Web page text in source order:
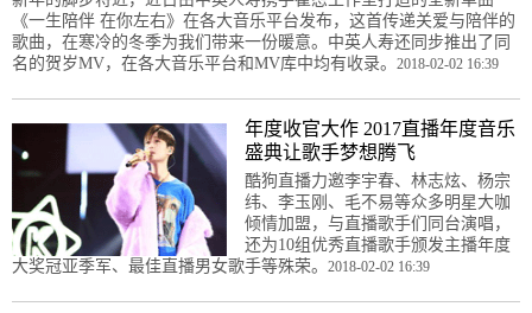
《一生陪伴 在你左右》在各大音乐平台发布，这首传递关爱与陪伴的
歌曲，在寒冷的冬季为我们带来一份暖意。中英人寿还同步推出了同
名的贺岁MV，在各大音乐平台和MV库中均有收录。 2018-02-02 16:39
年度收官大作 2017直播年度音乐
盛典让歌手梦想腾飞
酷狗直播力邀李宇春、林志炫、杨宗
纬、李玉刚、毛不易等众多明星大咖
倾情加盟，与直播歌手们同台演唱，
还为10组优秀直播歌手颁发主播年度
大奖冠亚季军、最佳直播男女歌手等殊荣。 2018-02-02 16:39